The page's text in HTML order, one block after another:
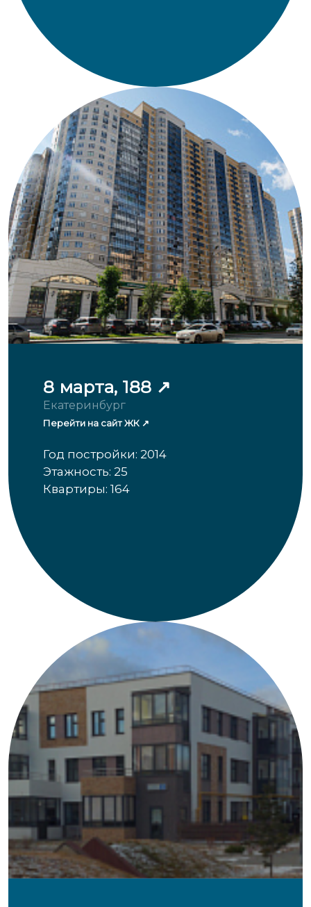
8 марта, 188
Екатеринбург
Перейти на сайт ЖК
Год постройки: 2014
Этажность: 25
Квартиры: 164